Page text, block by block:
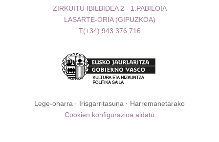
ZIRKUITU IBILBIDEA 2 - 1.PABILOIA
LASARTE-ORIA (GIPUZKOA)
T(+34) 943 376 716
Lege-oharra · Irisgarritasuna · Harremanetarako
Cookien konfigurazioa aldatu